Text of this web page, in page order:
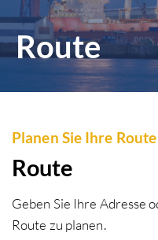
Route
Planen Sie Ihre
Route
Geben Sie Ihre Adresse
Route zu planen.